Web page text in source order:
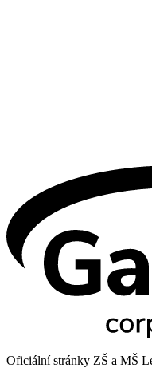
Oficiální stránky ZŠ a MŠ